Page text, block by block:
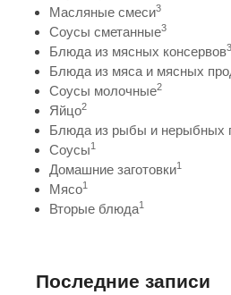
Масляные смеси3
Соусы сметанные3
Блюда из мясных консервов3
Блюда из мяса и мясных
Соусы молочные2
Яйцо2
Блюда из рыбы и нерыбных
Соусы1
Домашние заготовки1
Мясо1
Вторые блюда1
Последние записи